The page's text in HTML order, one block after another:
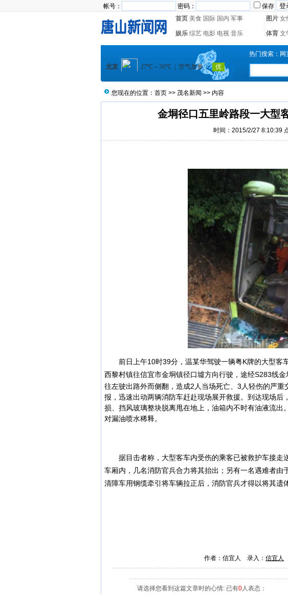
帐号： 密码： 保存
首页 美食 国际 国内 军事 图片 女
娱乐 综艺 电影 电视 音乐 体育 文
热门搜索： 网
您现在的位置： 首页 >> 茂名新闻 >> 内容
金垌径口五里岭路段一大型
时间：2015/2/27 8:10:39
前日上午10时39分，温某华驾驶一辆粤K牌的大型客
西黎村镇往信宜市金垌镇径口墟方向行驶，途经S283线
往左驶出路外而侧翻，造成2人当场死亡、3人轻伤的严重
报，迅速出动两辆消防车赶赴现场展开救援。到达现场后
损、挡风玻璃整块脱离甩在地上，油箱内不时有油液流出
对漏油喷水稀释。
据目击者称，大型客车内受伤的乘客已被救护车接走
车厢内，几名消防官兵合力将其抬出；另有一名遇难者由
清障车用钢缆牵引将车辆拉正后，消防官兵才得以将其遗
作者：信宜人 录入： 信宜人
请选择您看到这篇文章时的心情: 已有0人表态：